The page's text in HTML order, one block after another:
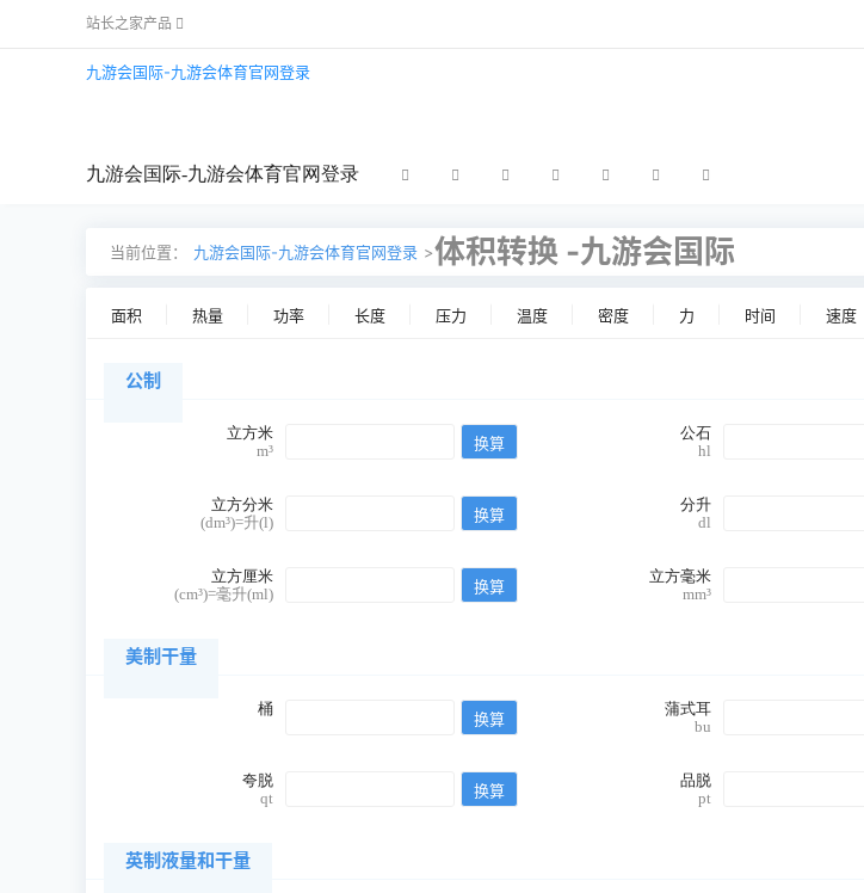
站长之家产品
九游会国际-九游会体育官网登录
九游会国际-九游会体育官网登录
当前位置： 九游会国际-九游会体育官网登录 >体积转换 -九游会国际
面积 热量 功率 长度 压力 温度 密度 力 时间 速度
公制
立方米
m³
公石
hl
立方分米
(dm³)=升(l)
分升
dl
立方厘米
(cm³)=毫升(ml)
立方毫米
mm³
美制干量
桶
蒲式耳
bu
夸脱
qt
品脱
pt
英制液量和干量